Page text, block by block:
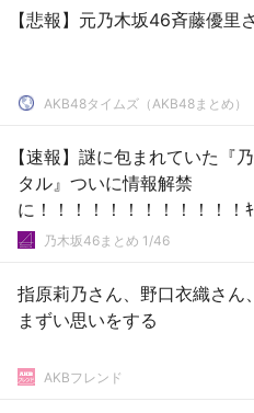
【悲報】元乃木坂46斉藤優里
AKB48タイムズ（AKB48まとめ）
【速報】謎に包まれていた『
タル』ついに情報解禁
に！！！！！！！！！！！
∀ﾟ)━━━━！！！
乃木坂46まとめ 1/46
指原莉乃さん、野口衣織さん
まずい思いをする
AKBフレンド